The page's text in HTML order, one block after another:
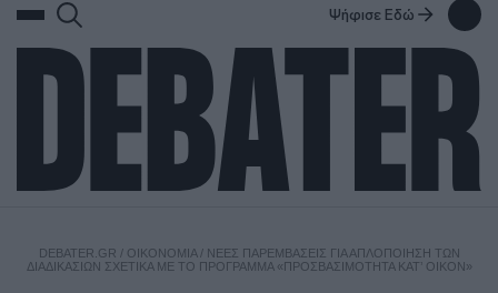
Ψήφισε Εδώ
DEBATER.GR / ΟΙΚΟΝΟΜΙΑ/ ΝΈΕΣ ΠΑΡΕΜΒΆΣΕΙΣ ΓΙΑ ΑΠΛΟΠΟΊΗΣΗ ΤΩΝ
ΔΙΑΔΙΚΑΣΙΏΝ ΣΧΕΤΙΚΆ ΜΕ ΤΟ ΠΡΌΓΡΑΜΜΑ «ΠΡΟΣΒΑΣΙΜΌΤΗΤΑ ΚΑΤ’ ΟΊΚΟΝ»